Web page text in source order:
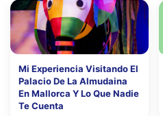
Mi Experiencia Visitando El
Palacio De La Almudaina
En Mallorca Y Lo Que Nadie
Te Cuenta